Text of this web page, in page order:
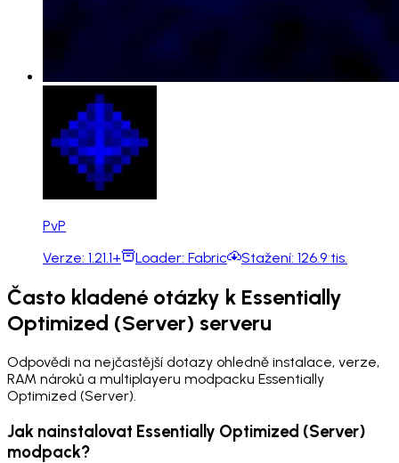
PvP
Verze: 1.21.1+ Loader: Fabric Stažení: 126.9 tis.
Často kladené otázky k Essentially
Optimized (Server) serveru
Odpovědi na nejčastější dotazy ohledně instalace, verze,
RAM nároků a multiplayeru modpacku Essentially
Optimized (Server).
Jak nainstalovat Essentially Optimized (Server)
modpack?